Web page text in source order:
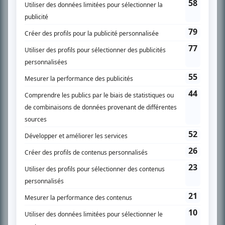
Chroniqueur télé du journal Le Soleil depuis 2001, Richard Therrien carbure à
son petit écran. Celui qu’on surnomme parfois «l’encyclopédie de la
spécialité: la télé québécoise. On peut l’entendre régulièrement commenter
En savoir plus »
SUR LE RÉSEAU BIZZ MÉDIA
PLAN DU SITE
Accueil
Liste des comédiens
Recherche avancée